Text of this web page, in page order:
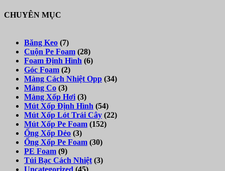
CHUYÊN MỤC
Băng Keo (7)
Cuộn Pe Foam (28)
Foam Định Hình (6)
Góc Foam (2)
Màng Cách Nhiệt Opp (34)
Màng Co (3)
Màng Xốp Hơi (3)
Mút Xốp Định Hình (54)
Mút Xốp Lót Trái Cây (22)
Mút Xốp Pe Foam (152)
Ống Xốp Dẻo (3)
Ống Xốp Pe Foam (30)
PE Foam (9)
Túi Bạc Cách Nhiệt (3)
Uncategorized (45)